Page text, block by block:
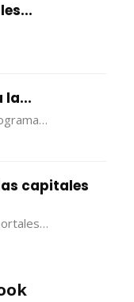
la...
capitales